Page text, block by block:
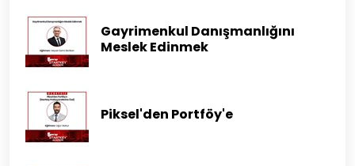
Gayrimenkul Danışmanlığını
Meslek Edinmek
Piksel'den Portföy'e